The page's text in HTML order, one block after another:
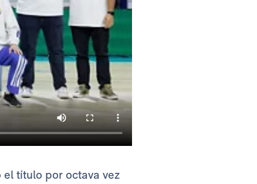
el título por octava vez